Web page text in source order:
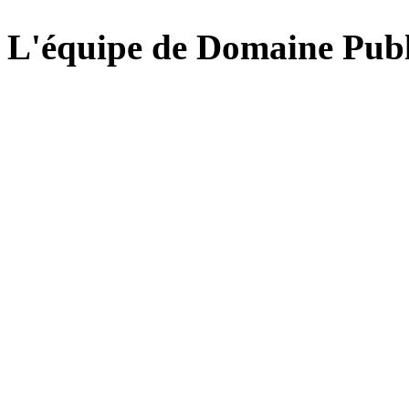
L'équipe de Domaine